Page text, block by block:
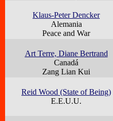
Klaus-Peter Dencker
Alemania
Peace and War
Art Terre, Diane Bertrand
Canadá
Zang Lian Kui
Reid Wood (State of Being)
E.E.U.U.